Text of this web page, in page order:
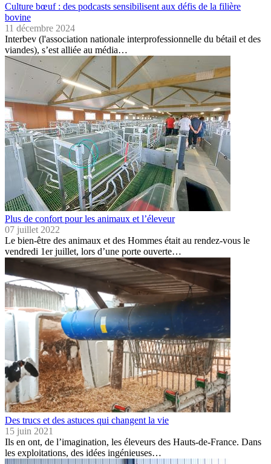
Culture bœuf : des podcasts sensibilisent aux défis de la filière
bovine
11 décembre 2024
Interbev (l'association nationale interprofessionnelle du bétail et des
viandes), s’est alliée au média…
Plus de confort pour les animaux et l’éleveur
07 juillet 2022
Le bien-être des animaux et des Hommes était au rendez-vous le
vendredi 1er juillet, lors d’une porte ouverte…
Des trucs et des astuces qui changent la vie
15 juin 2021
Ils en ont, de l’imagination, les éleveurs des Hauts-de-France. Dans
les exploitations, des idées ingénieuses…